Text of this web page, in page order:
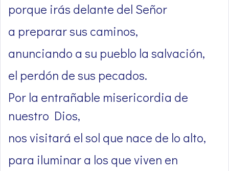
porque irás delante del Señor
a preparar sus caminos,
anunciando a su pueblo la salvación,
el perdón de sus pecados.
Por la entrañable misericordia de
nuestro Dios,
nos visitará el sol que nace de lo alto,
para iluminar a los que viven en